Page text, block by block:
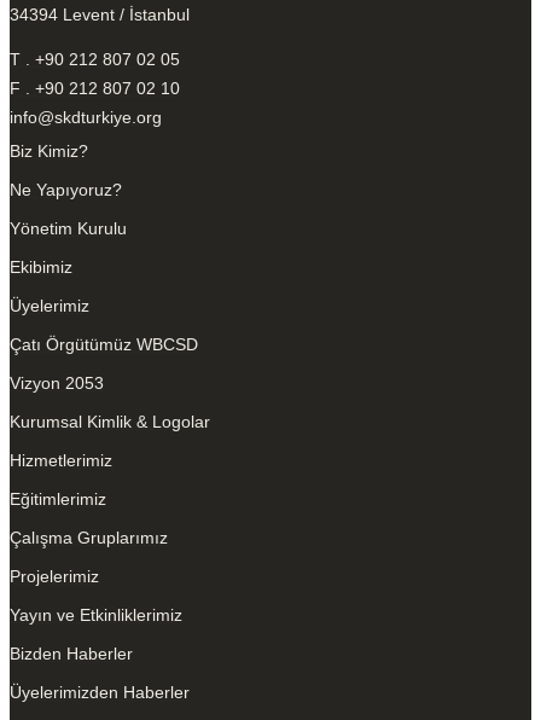
34394 Levent / İstanbul
T . +90 212 807 02 05
F . +90 212 807 02 10
info@skdturkiye.org
Biz Kimiz?
Ne Yapıyoruz?
Yönetim Kurulu
Ekibimiz
Üyelerimiz
Çatı Örgütümüz WBCSD
Vizyon 2053
Kurumsal Kimlik & Logolar
Hizmetlerimiz
Eğitimlerimiz
Çalışma Gruplarımız
Projelerimiz
Yayın ve Etkinliklerimiz
Bizden Haberler
Üyelerimizden Haberler